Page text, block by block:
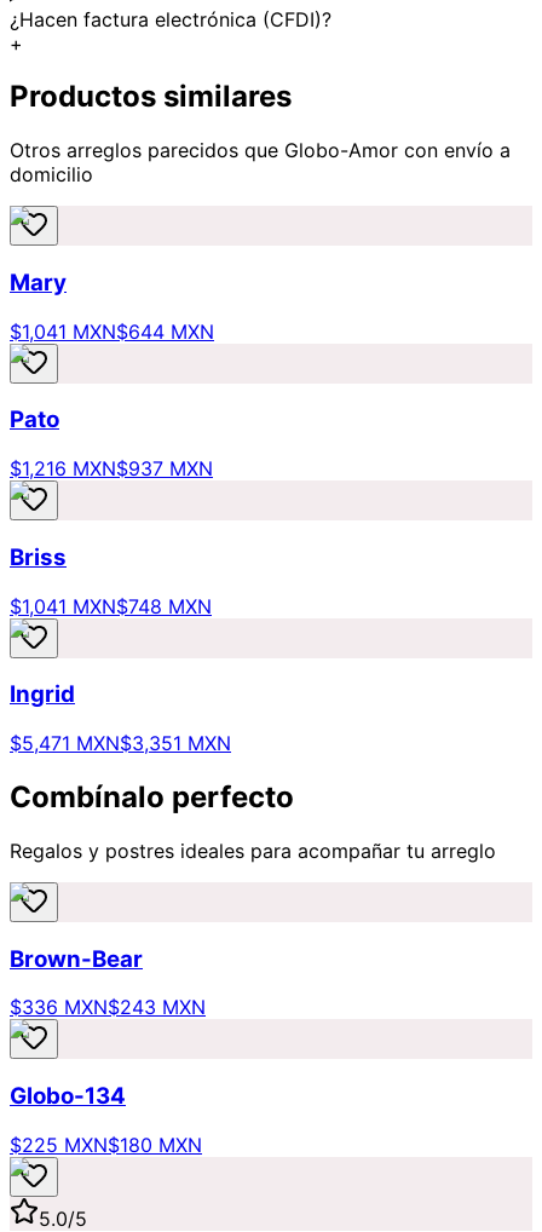
¿Hacen factura electrónica (CFDI)?
+
Productos similares
Otros arreglos parecidos que Globo-Amor con envío a
domicilio
Mary
$1,041 MXN$644 MXN
Pato
$1,216 MXN$937 MXN
Briss
$1,041 MXN$748 MXN
Ingrid
$5,471 MXN$3,351 MXN
Combínalo perfecto
Regalos y postres ideales para acompañar tu arreglo
Brown-Bear
$336 MXN$243 MXN
Globo-134
$225 MXN$180 MXN
5.0/5